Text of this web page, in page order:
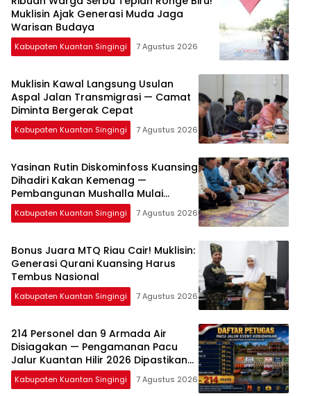
Muklisin Ajak Generasi Muda Jaga
Warisan Budaya
Kabupaten Kuantan Singingi 7 Agustus 2026
Muklisin Kawal Langsung Usulan
Aspal Jalan Transmigrasi — Camat
Diminta Bergerak Cepat
Kabupaten Kuantan Singingi 7 Agustus 2026
Yasinan Rutin Diskominfoss Kuansing
Dihadiri Kakan Kemenag —
Pembangunan Mushalla Mulai
Dirancang
Kabupaten Kuantan Singingi 7 Agustus 2026
Bonus Juara MTQ Riau Cair! Muklisin:
Generasi Qurani Kuansing Harus
Tembus Nasional
Kabupaten Kuantan Singingi 7 Agustus 2026
214 Personel dan 9 Armada Air
Disiagakan — Pengamanan Pacu
Jalur Kuantan Hilir 2026 Dipastikan
Maksimal
Kabupaten Kuantan Singingi 7 Agustus 2026